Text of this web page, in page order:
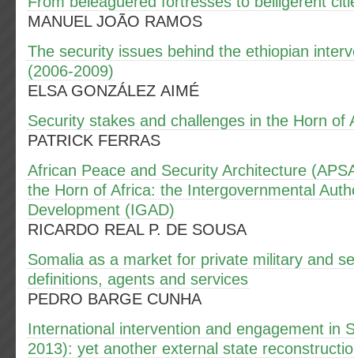
MANUEL JOÃO RAMOS
The security issues behind the ethiopian
(2006-2009)
ELSA GONZÁLEZ AIMÉ
Security stakes and challenges in the Horn of
PATRICK FERRAS
African Peace and Security Architecture
the Horn of Africa: the Intergovernmental
Development (IGAD)
RICARDO REAL P. DE SOUSA
Somalia as a market for private military and
definitions, agents and services
PEDRO BARGE CUNHA
International intervention and engagement in
2013): yet another external state